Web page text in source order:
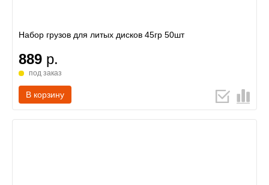
Набор грузов для литых дисков 45гр 50шт
889 р.
под заказ
В корзину